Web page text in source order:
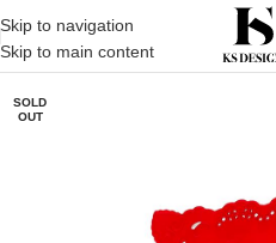
Skip to navigation
Skip to main content
SOLD
OUT